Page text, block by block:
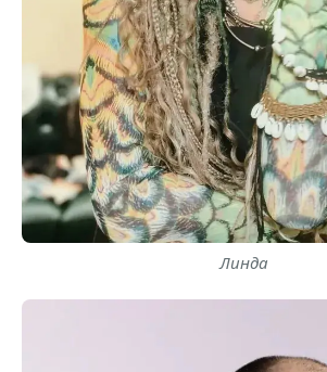
Линда